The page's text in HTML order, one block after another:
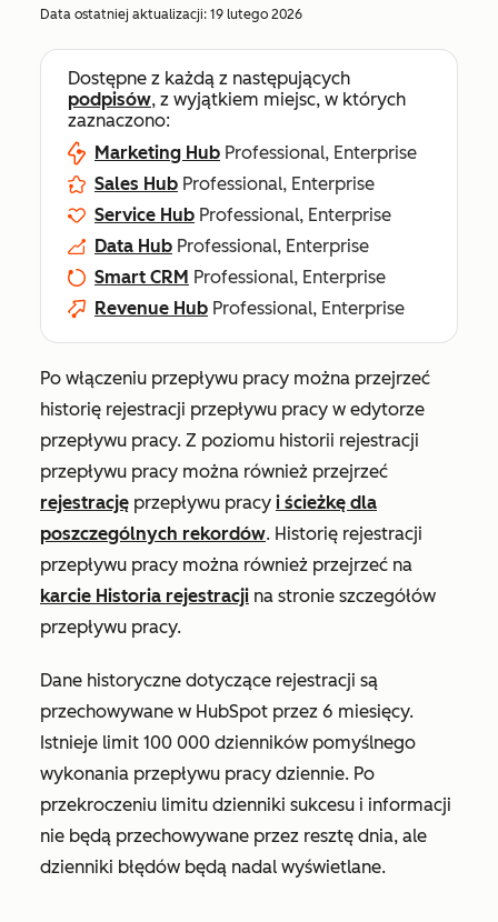
Data ostatniej aktualizacji: 19 lutego 2026
Dostępne z każdą z następujących
podpisów, z wyjątkiem miejsc, w których
zaznaczono:
Marketing Hub Professional, Enterprise
Sales Hub Professional, Enterprise
Service Hub Professional, Enterprise
Data Hub Professional, Enterprise
Smart CRM Professional, Enterprise
Revenue Hub Professional, Enterprise
Po włączeniu przepływu pracy można przejrzeć
historię rejestracji przepływu pracy w edytorze
przepływu pracy. Z poziomu historii rejestracji
przepływu pracy można również przejrzeć
rejestrację przepływu pracy i ścieżkę dla
poszczególnych rekordów. Historię rejestracji
przepływu pracy można również przejrzeć na
karcie Historia rejestracji na stronie szczegółów
przepływu pracy.
Dane historyczne dotyczące rejestracji są
przechowywane w HubSpot przez 6 miesięcy.
Istnieje limit 100 000 dzienników pomyślnego
wykonania przepływu pracy dziennie. Po
przekroczeniu limitu dzienniki sukcesu i informacji
nie będą przechowywane przez resztę dnia, ale
dzienniki błędów będą nadal wyświetlane.